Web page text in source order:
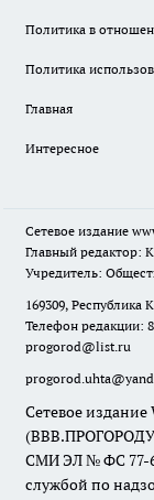
Политика в
Политика
Главная
Интересное
Сетевое издание
Главный редактор:
Учредитель:
169309, Республика
Телефон редакции:
progorod@list.ru
Сетевое издание
СМИ ЭЛ № ФС 77-
службой по